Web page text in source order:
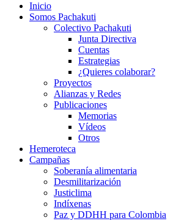
Inicio
Somos Pachakuti
Colectivo Pachakuti
Junta Directiva
Cuentas
Estrategias
¿Quieres colaborar?
Proyectos
Alianzas y Redes
Publicaciones
Memorias
Vídeos
Otros
Hemeroteca
Campañas
Soberanía alimentaria
Desmilitarización
Justiclima
Indíxenas
Paz y DDHH para Colombia